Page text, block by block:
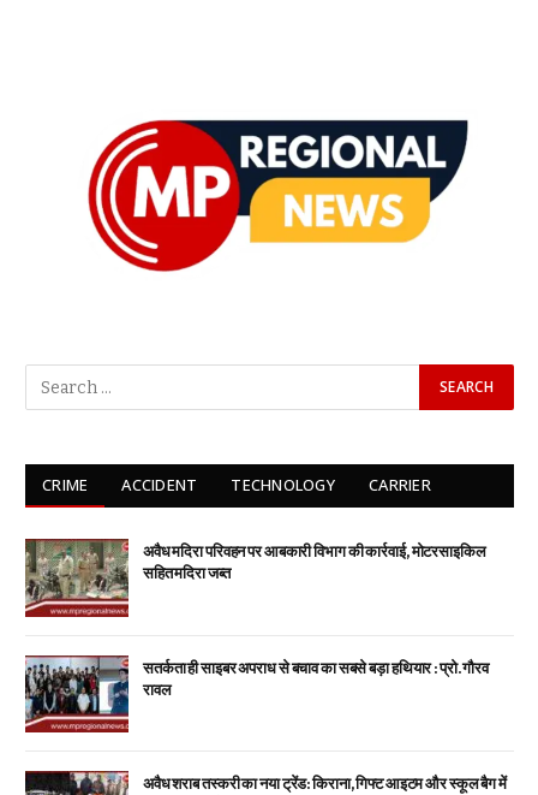
CRIME ACCIDENT TECHNOLOGY CARRIER
अवैध मदिरा परिवहन पर आबकारी विभाग की कार्रवाई, मोटरसाइकिल
सहित मदिरा जब्त
सतर्कता ही साइबर अपराध से बचाव का सबसे बड़ा हथियार : प्रो. गौरव
रावल
अवैध शराब तस्करी का नया ट्रेंड: किराना, गिफ्ट आइटम और स्कूल बैग में